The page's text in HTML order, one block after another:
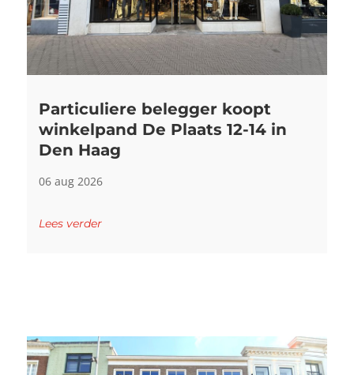
Particuliere belegger koopt
winkelpand De Plaats 12-14 in
Den Haag
06 aug 2026
Lees verder